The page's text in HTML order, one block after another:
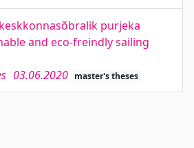
purjeka
and eco-freindly sailing
03.06.2020 master's theses